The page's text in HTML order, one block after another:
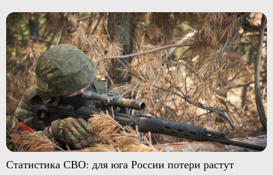
Статистика СВО: для юга России потери растут